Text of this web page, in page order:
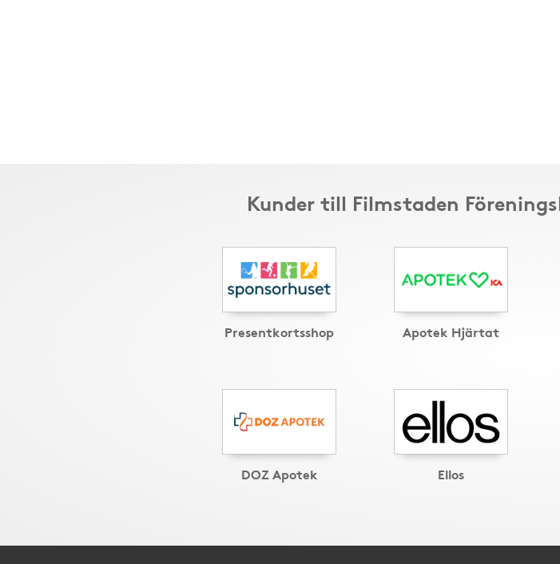
Kunder till Filmstaden
Presentkortsshop Apotek Hjärtat
DOZ Apotek Ellos